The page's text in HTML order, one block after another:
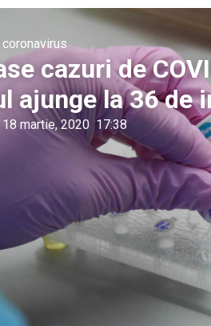
cazuri de
ajunge la 36 de
18 martie, 2020 17:38